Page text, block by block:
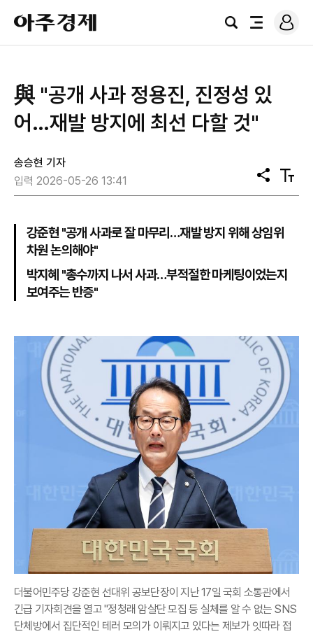
아
주
경
검
전
로
그
與 "공개 사과 정용진, 진정성 있
어…재발 방지에 최선 다할 것"
송승현 기자
입력 2026-05-26 13:41
공
유
텍
스
강준현 "공개 사과로 잘 마무리…재발 방지 위해 상임위
차원 논의해야"
박지혜 "총수까지 나서 사과…부적절한 마케팅이었는지
보여주는 반증"
더불어민주당 강준현 선대위 공보단장이 지난 17일 국회 소통관에서
긴급 기자회견을 열고 "정청래 암살단 모집 등 실체를 알 수 없는 SNS
단체방에서 집단적인 테러 모의가 이뤄지고 있다는 제보가 잇따라 접